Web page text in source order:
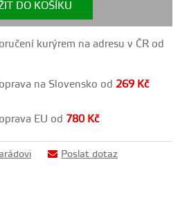
DO KOŠÍKU
kurýrem na adresu v ČR od
na Slovensko od269 Kč
EU od 780 Kč
Poslat dotaz